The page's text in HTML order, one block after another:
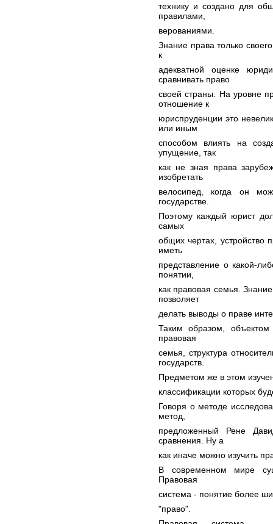
технику и создано для
правилами,
верованиями.
Знание права только
к
адекватной оценке
сравнивать право
своей страны. На уровне
отношение к
юриспруденции это
или иным
способом влиять на
упущение, так
как не зная права
изобретать
велосипед, когда он
государстве.
Поэтому каждый юрист
самых
общих чертах, устройство
иметь
представление о какой-
понятии,
как правовая семья.
позволяет
делать выводы о праве
Таким образом,
правовая
семья, структура
государств.
Предметом же в этом
классификации которых
Говоря о методе
метод,
предложенный Рене
сравнения. Ну а
как иначе можно изучить
В современном мире
Правовая
система - понятие более
"право".